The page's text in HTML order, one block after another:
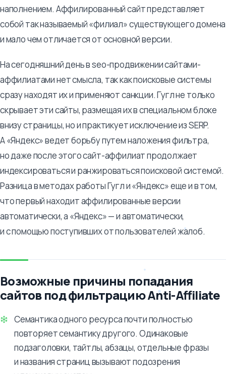
наполнением. Аффилированный сайт представляет
собой так называемый «филиал» существующего домена
и мало чем отличается от основной версии.
На сегодняшний день в seo-продвижении сайтами-
аффилиатами нет смысла, так как поисковые системы
сразу находят их и применяют санкции. Гугл не только
скрывает эти сайты, размещая их в специальном блоке
внизу страницы, но и практикует исключение из SERP.
А «Яндекс» ведет борьбу путем наложения фильтра,
но даже после этого сайт-аффилиат продолжает
индексироваться и ранжироваться поисковой системой.
Разница в методах работы Гугл и «Яндекс» еще и в том,
что первый находит аффилированные версии
автоматически, а «Яндекс» — и автоматически,
и с помощью поступивших от пользователей жалоб.
Возможные причины попадания
сайтов под фильтрацию Anti-Affiliate
Семантика одного ресурса почти полностью
повторяет семантику другого. Одинаковые
подзаголовки, тайтлы, абзацы, отдельные фразы
и названия страниц вызывают подозрения